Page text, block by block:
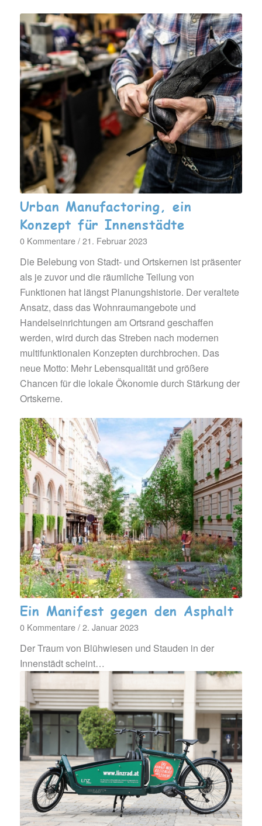
Urban Manufactoring, ein
Konzept für Innenstädte
0 Kommentare / 21. Februar 2023
Die Belebung von Stadt- und Ortskernen ist präsenter
als je zuvor und die räumliche Teilung von
Funktionen hat längst Planungshistorie. Der veraltete
Ansatz, dass das Wohnraumangebote und
Handelseinrichtungen am Ortsrand geschaffen
werden, wird durch das Streben nach modernen
multifunktionalen Konzepten durchbrochen. Das
neue Motto: Mehr Lebensqualität und größere
Chancen für die lokale Ökonomie durch Stärkung der
Ortskerne.
Ein Manifest gegen den Asphalt
0 Kommentare / 2. Januar 2023
Der Traum von Blühwiesen und Stauden in der
Innenstädt scheint…